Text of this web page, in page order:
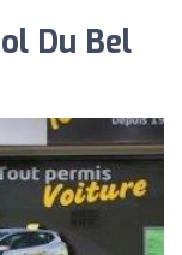
Du Bel